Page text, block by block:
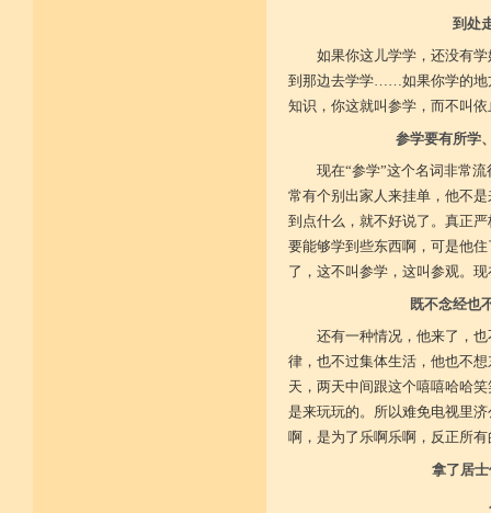
到处
如果你这儿学学，还没有
到那边去学学……如果你学的地
知识，你这就叫参学，而不叫依
参学要有所学
现在“参学”这个名词非常
常有个别出家人来挂单，他不
到点什么，就不好说了。真正
要能够学到些东西啊，可是他
了，这不叫参学，这叫参观。
既不念经也
还有一种情况，他来了，
律，也不过集体生活，他也不
天，两天中间跟这个嘻嘻哈哈
是来玩玩的。所以难免电视里
啊，是为了乐啊乐啊，反正所
拿了居